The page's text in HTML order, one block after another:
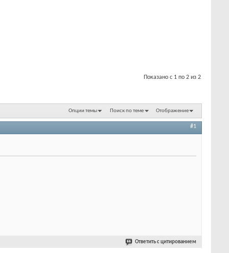
Показано с 1 по 2 из 2
Опции темы Поиск по теме Отображение
#1
Ответить с цитированием